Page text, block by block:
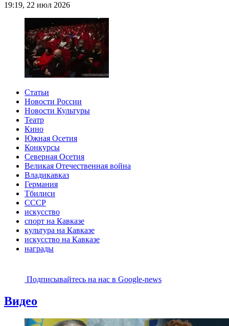
19:19, 22 июл 2026
Статьи
Новости России
Новости Культуры
Театр
Кино
Южная Осетия
Конкурсы
Северная Осетия
Великая Отечественная война
Владикавказ
Германия
Тбилиси
СССР
искусство
спорт на Кавказе
культура на Кавказе
искусство на Кавказе
награды
Подписывайтесь на наc в Google-news
Видео